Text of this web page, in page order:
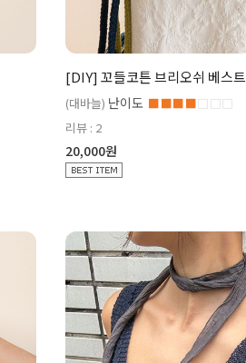
[DIY] 꼬들코튼 브리오쉬 베스트
(대바늘) 난이도 ■■■■□□□
리뷰 : 2
20,000원